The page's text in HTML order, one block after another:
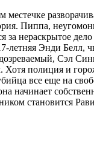
Пиппа,
за нераскрытое
летняя Энди Белл,
Сэл
Хотя полиция и
все еще на
начинает
становится